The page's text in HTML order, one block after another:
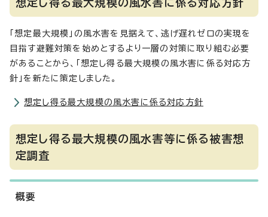
想定し得る最大規模の風水害に係る対応方針
「想定最大規模」の風水害を見据えて、逃げ遅れゼロの実現を
目指す避難対策を始めとするより一層の対策に取り組む必要
があることから、「想定し得る最大規模の風水害に係る対応方
針」を新たに策定しました。
想定し得る最大規模の風水害に係る対応方針
想定し得る最大規模の風水害等に係る被害想
定調査
概要